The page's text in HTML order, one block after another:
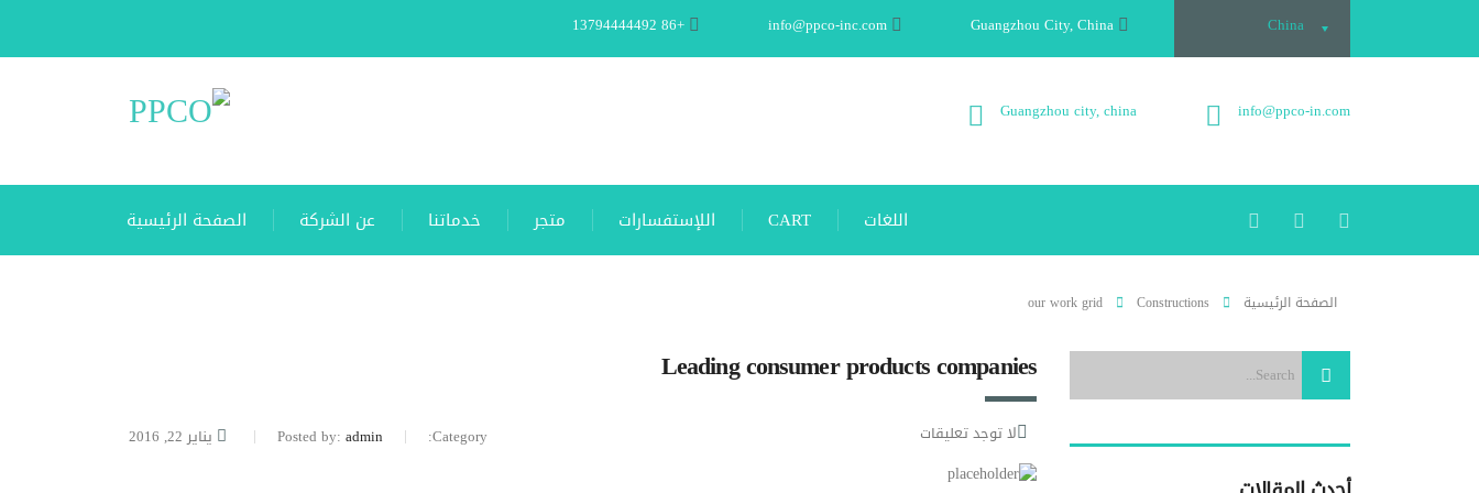
China
Guangzhou City, China
info@ppco-inc.com
+86 13794444492
info@ppco-in.com
Guangzhou city, china
الصفحة الرئيسية عن الشركة خدماتنا متجر اللإستفسارات CART اللغات
الصفحة الرئيسية our work grid Constructions
Leading consumer products companies
يناير 22, 2016 Posted by: admin Category: لا توجد تعليقات